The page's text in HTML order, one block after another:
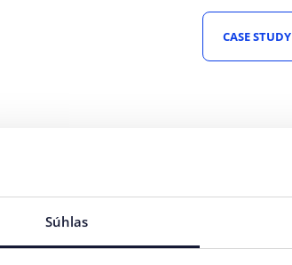
Súhlas
vo viac ako 20 krajinách sveta.
boduje v marketingových súťažiach.
CASE STUDY